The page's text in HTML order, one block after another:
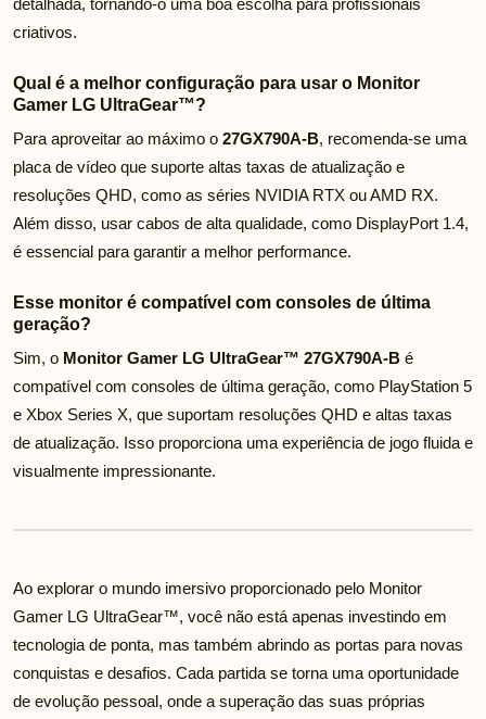
detalhada, tornando-o uma boa escolha para profissionais
criativos.
Qual é a melhor configuração para usar o Monitor
Gamer LG UltraGear™?
Para aproveitar ao máximo o 27GX790A-B, recomenda-se uma
placa de vídeo que suporte altas taxas de atualização e
resoluções QHD, como as séries NVIDIA RTX ou AMD RX.
Além disso, usar cabos de alta qualidade, como DisplayPort 1.4,
é essencial para garantir a melhor performance.
Esse monitor é compatível com consoles de última
geração?
Sim, o Monitor Gamer LG UltraGear™ 27GX790A-B é
compatível com consoles de última geração, como PlayStation 5
e Xbox Series X, que suportam resoluções QHD e altas taxas
de atualização. Isso proporciona uma experiência de jogo fluida e
visualmente impressionante.
Ao explorar o mundo imersivo proporcionado pelo Monitor
Gamer LG UltraGear™, você não está apenas investindo em
tecnologia de ponta, mas também abrindo as portas para novas
conquistas e desafios. Cada partida se torna uma oportunidade
de evolução pessoal, onde a superação das suas próprias